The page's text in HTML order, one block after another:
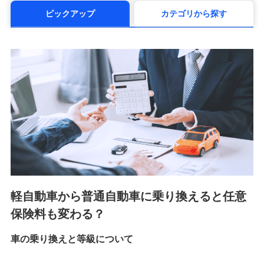
（https://www.msa-life.co.jp/）
メットライフ生命株式会社(https://www.metlife.co.jp/)
■少額短期保険
株式会社アシロ少額短期保険 (https://kailash.co.jp/)
SBIいきいき少額短期保険会社 (https://www.i-
sedai.com/)
SBIペット少額短期保険株式会社 (https://www.sbipet-
ssi.co.jp/)
SBIリスタ少額短期保険会社
(https://www.jishin.co.jp/)
スマートプラス少額短期保険株式会社
チューリッヒ少額短期保険株式会社
(https://www.zurichssi.co.jp/)
(https://www.tokiomarine-x.co.jp/)
ピックアップ カテゴリから探す
軽自動車から普通自動車に乗り換えると任意
保険料も変わる？
車の乗り換えと等級について